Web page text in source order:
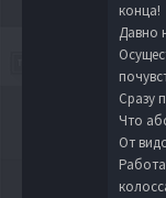
конца!
Давно
Сразу
Что
От